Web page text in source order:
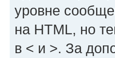
уровне
на HTML, но
в < и >. За